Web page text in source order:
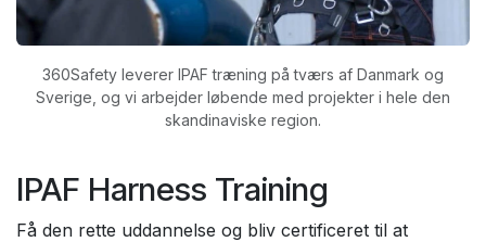
360Safety leverer IPAF træning på tværs af Danmark og
Sverige, og vi arbejder løbende med projekter i hele den
skandinaviske region.
IPAF Harness Training
Få den rette uddannelse og bliv certificeret til at